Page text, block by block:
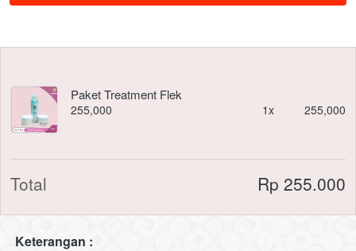
Paket Treatment Flek
255,000 1x 255,000
Total Rp 255.000
Keterangan :